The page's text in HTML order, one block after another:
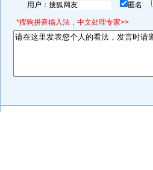
用户： 匿名
*搜狗拼音输入法，中文处理专家>>